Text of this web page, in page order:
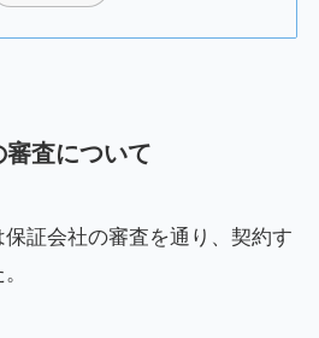
査について
証会社の審査を通り、契約す